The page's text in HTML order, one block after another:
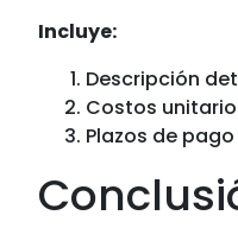
Incluye:
Descripción
Costos
Plazos de